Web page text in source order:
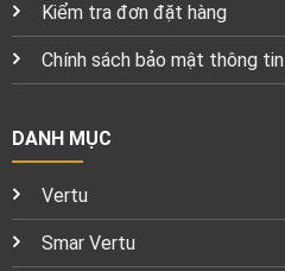
Kiểm tra đơn đặt hàng
Chính sách bảo mật thông tin
DANH MỤC
Vertu
Smar Vertu